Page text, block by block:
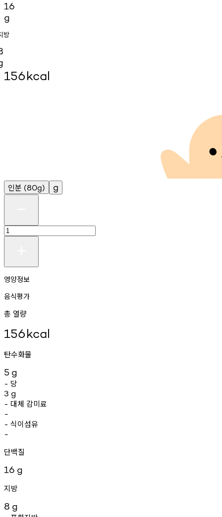
16
g
방
156kcal
인분 (80g) g
영양정보
음식평가
총 열량
156kcal
탄수화물
5 g
- 당
3 g
- 대체 감미료
-
- 식이섬유
-
단백질
16 g
지방
8 g